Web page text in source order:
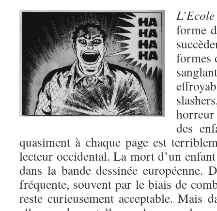
forme
formes
des
quasiment à chaque page est
lecteur occidental. La mort d’un
dans la bande dessinée européenne.
fréquente, souvent par le biais de
reste curieusement acceptable. Mais